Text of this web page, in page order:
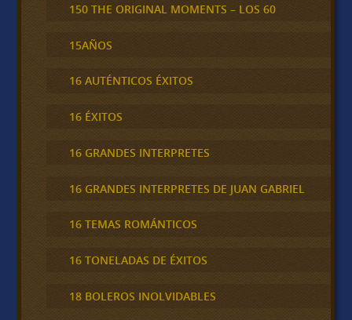
150 THE ORIGINAL MOMENTS – LOS 60
15AÑOS
16 AUTÉNTICOS ÉXITOS
16 ÉXITOS
16 GRANDES INTERPRETES
16 GRANDES INTERPRETES DE JUAN GABRIEL
16 TEMAS ROMÁNTICOS
16 TONELADAS DE ÉXITOS
18 BOLEROS INOLVIDABLES